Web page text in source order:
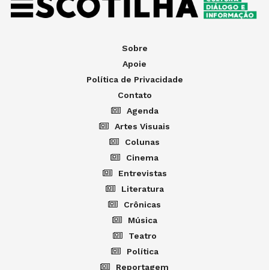
Sobre
Apoie
Política de Privacidade
Contato
Agenda
Artes Visuais
Colunas
Cinema
Entrevistas
Literatura
Crônicas
Música
Teatro
Política
Reportagem